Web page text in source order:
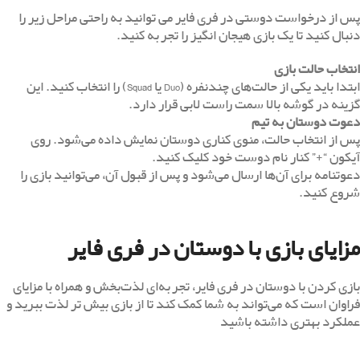
پس از درخواست دوستی در فری فایر می توانید به راحتی مراحل زیر را
دنبال کنید تا یک بازی هیجان انگیز را تجربه کنید.
انتخاب حالت بازی
ابتدا باید یکی از حالت‌های چندنفره (Duo یا
Squad) را انتخاب کنید. این
گزینه در گوشه بالا سمت راست لابی قرار دارد.
دعوت دوستان به تیم
پس از انتخاب حالت، منوی کناری دوستان نمایش داده می‌شود. روی
آیکون “+” کنار نام دوست خود کلیک کنید.
دعوتنامه برای آن‌ها ارسال می‌شود و پس از قبول آن، می‌توانید بازی را
شروع کنید.
مزایای بازی با دوستان در فری فایر
بازی کردن با دوستان در فری فایر، تجربه‌ای لذت‌بخش و همراه با مزایای
فراوان است که می‌تواند به شما کمک کند تا از بازی بیش تر لذت ببرید و
عملکرد بهتری داشته باشید